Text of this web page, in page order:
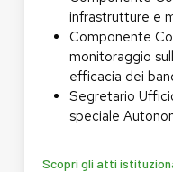
infrastrutture e
Componente
monitoraggio
efficacia dei
Segretario
speciale
Scopri gli atti